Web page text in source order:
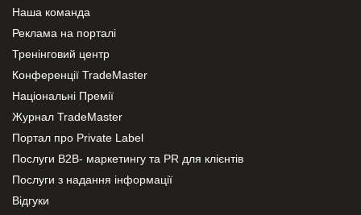
Наша команда
Реклама на порталі
Тренінговий центр
Конференції TradeMaster
Національні Премії
Журнал TradeMaster
Портал про Private Label
Послуги В2В- маркетингу та PR для клієнтів
Послуги з надання інформації
Відгуки